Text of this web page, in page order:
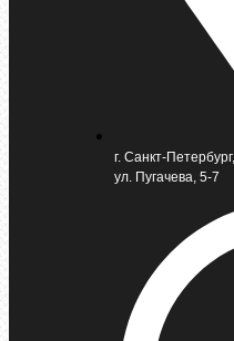
г. Санкт-Петербург,
ул. Пугачева, 5-7